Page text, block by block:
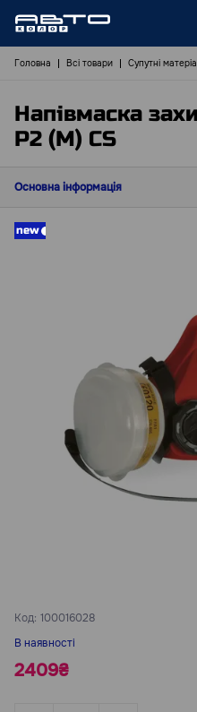
Головна Всі товари Супутні
Напівмаска
P2 (M) CS
Основна інформація
new
Код: 100016028
В наявності
2409₴